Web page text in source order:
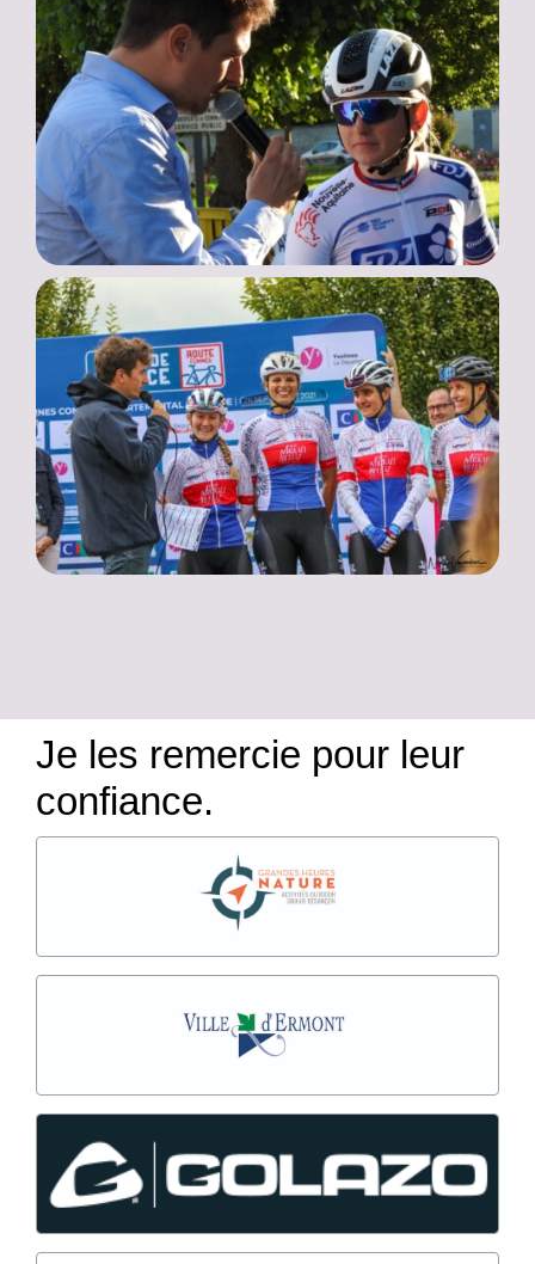
Je les remercie pour leur
confiance.
Festival Outdoor
Forum des associations
La Bourgogne Cyclo